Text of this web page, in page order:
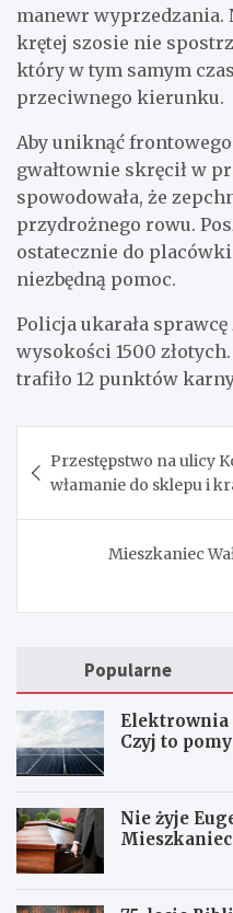
manewr wyprzedzania.
krętej szosie nie
który w tym samym
przeciwnego kierunku.
Aby uniknąć
gwałtownie skręcił w
spowodowała, że
przydrożnego rowu.
ostatecznie do
niezbędną pomoc.
Policja ukarała
wysokości 1500
trafiło 12 punktów
wpisu
Przestępstwo na ulicy
włamanie do sklepu i
Mieszkaniec
Popularne
Elektrownia
Czyj to
Nie żyje
Mieszkaniec